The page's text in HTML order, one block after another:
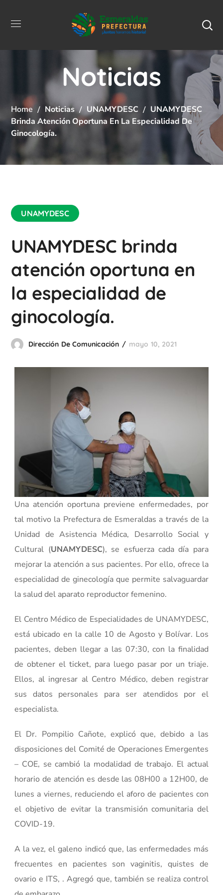
Noticias
Home Noticias UNAMYDESC
UNAMYDESC
Brinda Atención Oportuna En La Especialidad De
Ginocología.
UNAMYDESC
UNAMYDESC brinda
atención oportuna en
la especialidad de
ginocología.
Dirección De Comunicación mayo 10, 2021
Una atención oportuna previene enfermedades, por
tal motivo la Prefectura de Esmeraldas a través de la
Unidad de Asistencia Médica, Desarrollo Social y
Cultural (UNAMYDESC), se esfuerza cada día para
mejorar la atención a sus pacientes. Por ello, ofrece la
especialidad de ginecología que permite salvaguardar
la salud del aparato reproductor femenino.
El Centro Médico de Especialidades de UNAMYDESC,
está ubicado en la calle 10 de Agosto y Bolívar. Los
pacientes, deben llegar a las 07:30, con la finalidad
de obtener el ticket, para luego pasar por un triaje.
Ellos, al ingresar al Centro Médico, deben registrar
sus datos personales para ser atendidos por el
especialista.
El Dr. Pompilio Cañote, explicó que, debido a las
disposiciones del Comité de Operaciones Emergentes
– COE, se cambió la modalidad de trabajo. El actual
horario de atención es desde las 08H00 a 12H00, de
lunes a viernes, reduciendo el aforo de pacientes con
el objetivo de evitar la transmisión comunitaria del
COVID-19.
A la vez, el galeno indicó que, las enfermedades más
frecuentes en pacientes son vaginitis, quistes de
ovario e ITS, . Agregó que, también se realiza control